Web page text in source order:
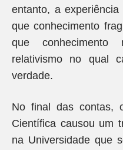
entanto, a
que conhecimento
que
relativismo no qual
verdade.
No final das contas,
Científica causou um
na Universidade que